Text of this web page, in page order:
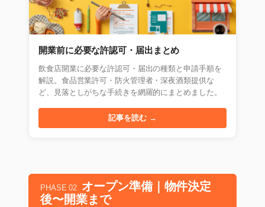
開業前に必要な許認可・届出まとめ
飲食店開業に必要な許認可・届出の種類と申請手順を
解説。食品営業許可・防火管理者・深夜酒類提供な
ど、見落としがちな手続きを網羅的にまとめました。
記事を読む →
PHASE 02 オープン準備｜物件決定
後〜開業まで